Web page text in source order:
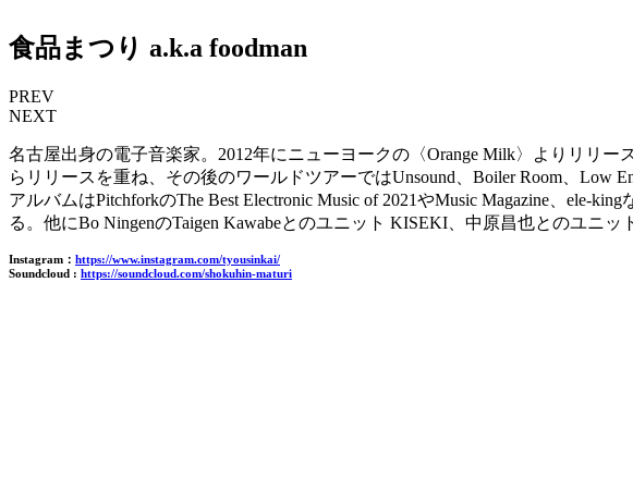
食品まつり a.k.a foodman
PREV
NEXT
名古屋出身の電子音楽家。2012年にニューヨークの〈Orange Milk〉よりリリー
らリリースを重ね、その後のワールドツアーではUnsound、Boiler Room、Low
アルバムはPitchforkのThe Best Electronic Music of 2021やMusic Magazine、ele-
る。他にBo NingenのTaigen Kawabeとのユニット KISEKI、中原昌也とのユニ
Instagram： https://www.instagram.com/tyousinkai/
Soundcloud : https://soundcloud.com/shokuhin-maturi